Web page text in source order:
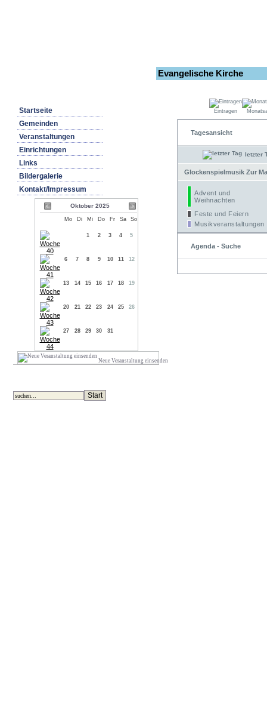
Evangelische Kirche
Startseite
Gemeinden
Veranstaltungen
Einrichtungen
Links
Bildergalerie
Kontakt/Impressum
Oktober 2025
Mo Di Mi Do Fr Sa So
1 2 3 4 5
6 7 8 9 10 11 12
13 14 15 16 17 18 19
20 21 22 23 24 25 26
27 28 29 30 31
Neue Veranstaltung einsenden
Eintragen
Tagesansicht
letzter
Glockenspielmusik Zur
Advent und
Weihnachten
Feste und Feiern
Musikveranstaltungen
Agenda - Suche